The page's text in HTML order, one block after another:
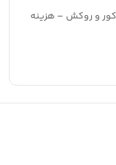
و روکش – هزینه